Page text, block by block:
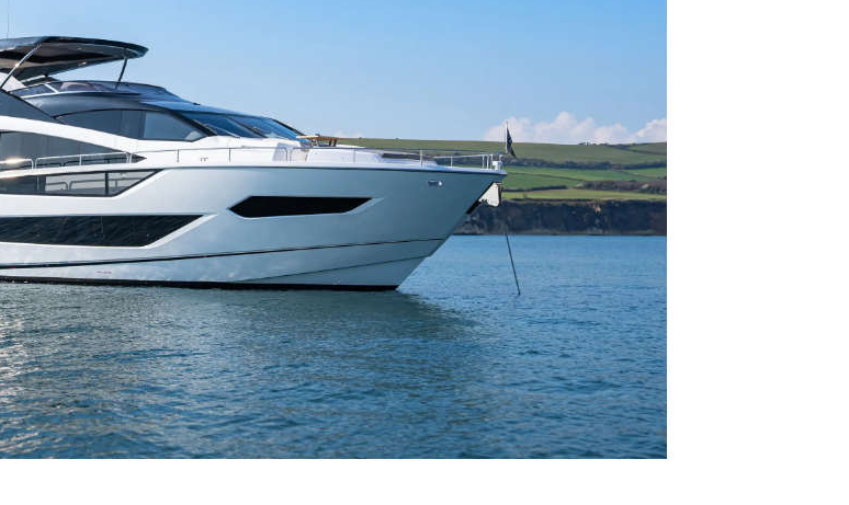
OFERTAS DE TRABAJO
Historia
Valore Su Embarcación